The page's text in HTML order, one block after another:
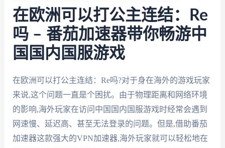
在欧洲可以打公主连结：Re
吗 – 番茄加速器带你畅游中
国国内国服游戏
在欧洲可以打公主连结：Re吗?对于身在海外的游戏玩家
来说,这个问题一直是个困扰。由于物理距离和网络环境
的影响,海外玩家在访问中国国内国服游戏时经常会遇到
网速慢、延迟高、甚至无法登录的问题。但是,借助番茄
加速器这款强大的VPN加速器,海外玩家就可以轻松地在